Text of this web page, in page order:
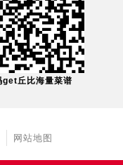
get丘比海量菜谱
网站地图